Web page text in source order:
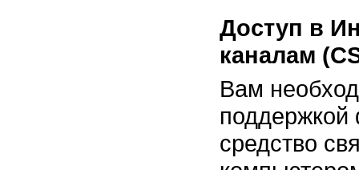
Доступ в
каналам
Вам
средство